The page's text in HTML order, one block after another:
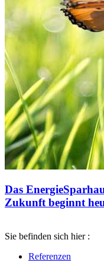
Das
Zukunft beginnt
Sie befinden sich hier :
Referenzen